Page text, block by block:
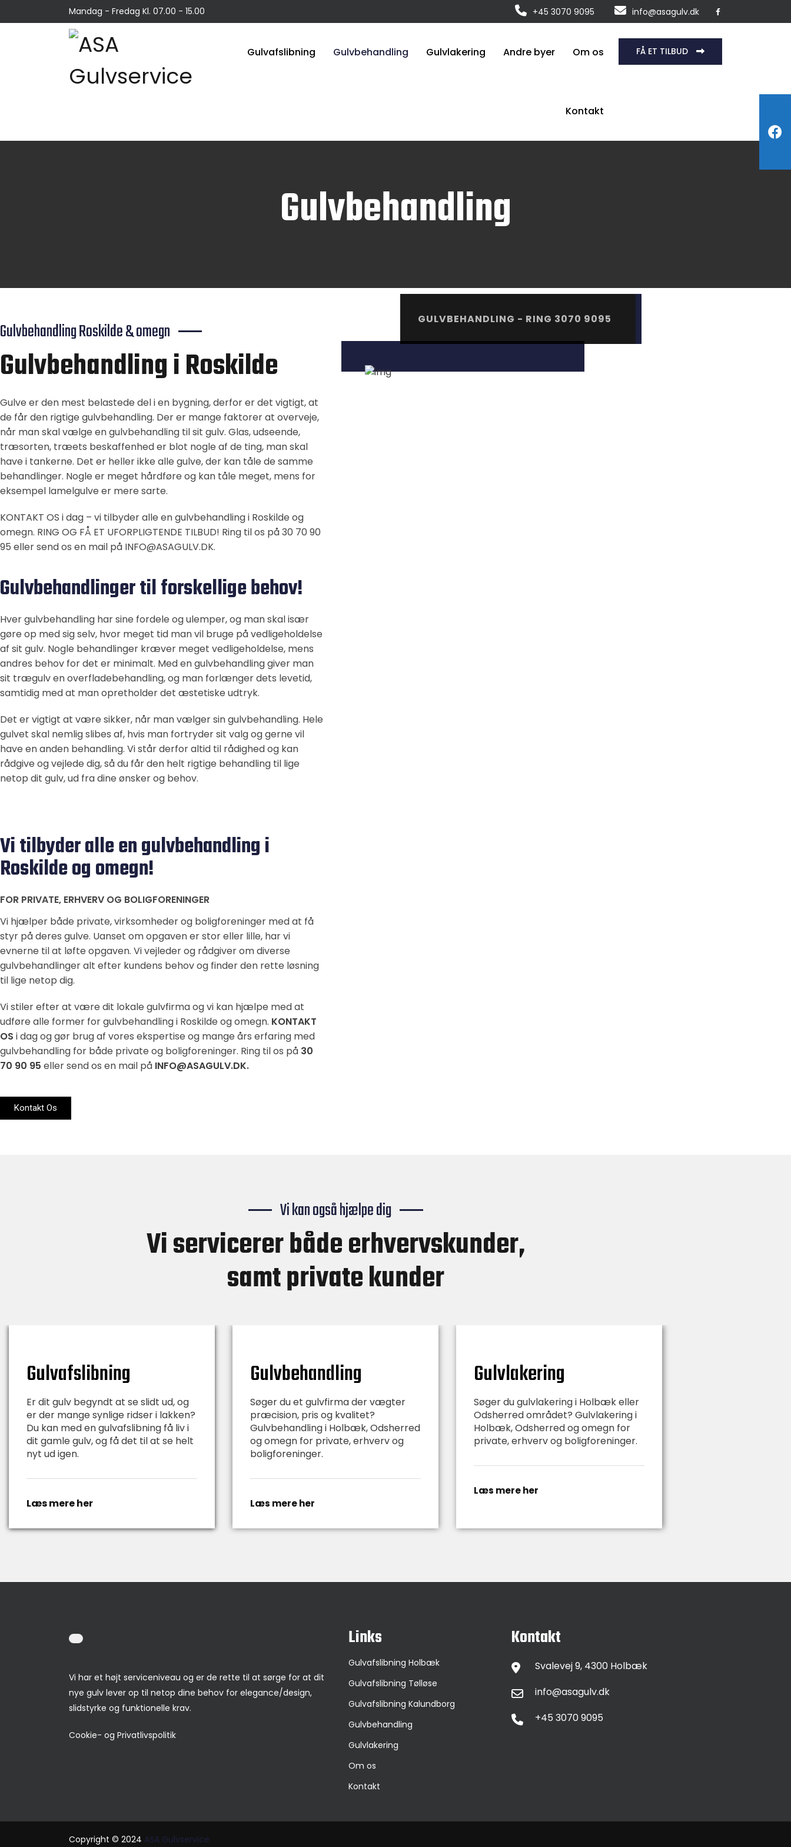
Mandag - Fredag Kl. 07.00 - 15.00 +45 3070 9095 info@asagulv.dk
FÅ ET TILBUD
Gulvafslibning Gulvbehandling Gulvlakering Andre byer Om os
Kontakt
Gulvbehandling
Gulvbehandling Roskilde & omegn
Gulvbehandling i Roskilde
Gulve er den mest belastede del i en bygning, derfor er det vigtigt, at
de får den rigtige gulvbehandling. Der er mange faktorer at overveje,
når man skal vælge en gulvbehandling til sit gulv. Glas, udseende,
træsorten, træets beskaffenhed er blot nogle af de ting, man skal
have i tankerne. Det er heller ikke alle gulve, der kan tåle de samme
behandlinger. Nogle er meget hårdføre og kan tåle meget, mens for
eksempel lamelgulve er mere sarte.
KONTAKT OS i dag – vi tilbyder alle en gulvbehandling i Roskilde og
omegn. RING OG FÅ ET UFORPLIGTENDE TILBUD! Ring til os på 30 70 90
95 eller send os en mail på INFO@ASAGULV.DK.
Gulvbehandlinger til forskellige behov!
Hver gulvbehandling har sine fordele og ulemper, og man skal især
gøre op med sig selv, hvor meget tid man vil bruge på vedligeholdelse
af sit gulv. Nogle behandlinger kræver meget vedligeholdelse, mens
andres behov for det er minimalt. Med en gulvbehandling giver man
sit trægulv en overfladebehandling, og man forlænger dets levetid,
samtidig med at man opretholder det æstetiske udtryk.
Det er vigtigt at være sikker, når man vælger sin gulvbehandling. Hele
gulvet skal nemlig slibes af, hvis man fortryder sit valg og gerne vil
have en anden behandling. Vi står derfor altid til rådighed og kan
rådgive og vejlede dig, så du får den helt rigtige behandling til lige
netop dit gulv, ud fra dine ønsker og behov.
Vi tilbyder alle en gulvbehandling i
Roskilde og omegn!
FOR PRIVATE, ERHVERV OG BOLIGFORENINGER
Vi hjælper både private, virksomheder og boligforeninger med at få
styr på deres gulve. Uanset om opgaven er stor eller lille, har vi
evnerne til at løfte opgaven. Vi vejleder og rådgiver om diverse
gulvbehandlinger alt efter kundens behov og finder den rette løsning
til lige netop dig.
Vi stiler efter at være dit lokale gulvfirma og vi kan hjælpe med at
udføre alle former for gulvbehandling i Roskilde og omegn. KONTAKT
OS i dag og gør brug af vores ekspertise og mange års erfaring med
gulvbehandling for både private og boligforeninger. Ring til os på 30
70 90 95 eller send os en mail på INFO@ASAGULV.DK.
Kontakt Os
GULVBEHANDLING - RING 3070 9095
Vi kan også hjælpe dig
Vi servicerer både erhvervskunder,
samt private kunder
Gulvafslibning
Er dit gulv begyndt at se slidt ud, og
er der mange synlige ridser i lakken?
Du kan med en gulvafslibning få liv i
dit gamle gulv, og få det til at se helt
nyt ud igen.
Læs mere her
Gulvbehandling
Søger du et gulvfirma der vægter
præcision, pris og kvalitet?
Gulvbehandling i Holbæk, Odsherred
og omegn for private, erhverv og
boligforeninger.
Læs mere her
Gulvlakering
Søger du gulvlakering i Holbæk eller
Odsherred området? Gulvlakering i
Holbæk, Odsherred og omegn for
private, erhverv og boligforeninger.
Læs mere her
Vi har et højt serviceniveau og er de rette til at sørge for at dit
nye gulv lever op til netop dine behov for elegance/design,
slidstyrke og funktionelle krav.
Cookie- og Privatlivspolitik
Links
Gulvafslibning Holbæk
Gulvafslibning Tølløse
Gulvafslibning Kalundborg
Gulvbehandling
Gulvlakering
Om os
Kontakt
Kontakt
Svalevej 9, 4300 Holbæk
info@asagulv.dk
+45 3070 9095
Copyright © 2024 ASA Gulvservice